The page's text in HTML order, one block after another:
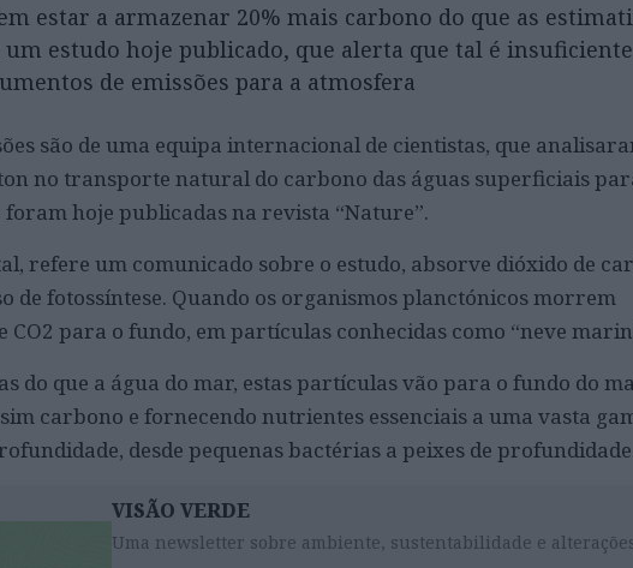
estar a armazenar 20% mais carbono do que as
estudo hoje publicado, que alerta que tal é
de emissões para a atmosfera
são de uma equipa internacional de cientistas, que
no transporte natural do carbono das águas superficiais
foram hoje publicadas na revista “Nature”.
refere um comunicado sobre o estudo, absorve dióxido de
de fotossíntese. Quando os organismos planctónicos morrem
CO2 para o fundo, em partículas conhecidas como “neve
do que a água do mar, estas partículas vão para o fundo do
carbono e fornecendo nutrientes essenciais a uma vasta
desde pequenas bactérias a peixes de
VISÃO VERDE
Uma newsletter sobre ambiente, sustentabilidade e